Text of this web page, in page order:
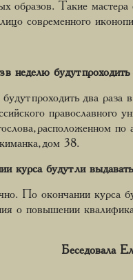
образов. Такие мастера
современного
в неделю будут проходить
проходить два раза
православного
расположенном по
дом 38.
курса будут ли
По окончании курса
о повышении